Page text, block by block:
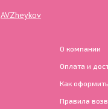
AVZheykov
О компании
Оплата и
Как
Правила